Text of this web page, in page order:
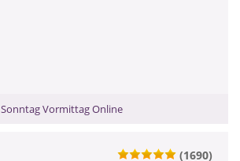
Sonntag Vormittag Online
(1690)